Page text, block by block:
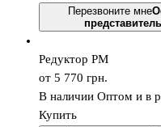
Перезвоните мне
Редуктор РМ
от 5 770 грн.
В наличии Оптом и в
Купить